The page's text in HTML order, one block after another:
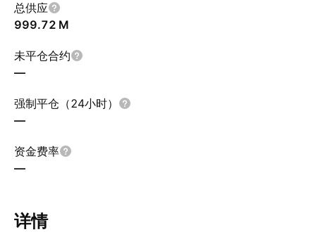
总供应
‪999.72 M‬
未平仓合约
—
强制平仓（24小时）
—
资金费率
—
详情